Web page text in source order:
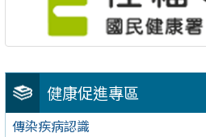
健康促進專區
傳染疾病認識